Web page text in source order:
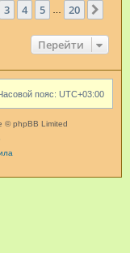
из 20
3 4 5 20
Перейти
пояс: UTC+03:00
© phpBB Limited